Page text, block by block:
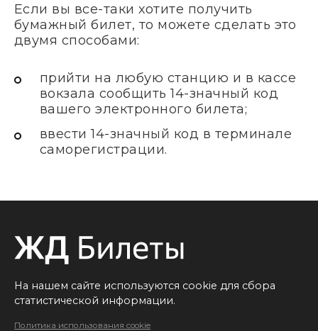
Если вы все-таки хотите получить
бумажный билет, то можете сделать это
двумя способами:
прийти на любую станцию и в кассе
вокзала сообщить 14-значный код
вашего электронного билета;
ввести 14-значный код в терминале
саморегистрации.
На нашем сайте используются cookie для сбора
статистической информации.
Политика использования cookie